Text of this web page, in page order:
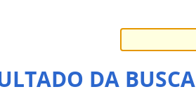
DA BUSCA